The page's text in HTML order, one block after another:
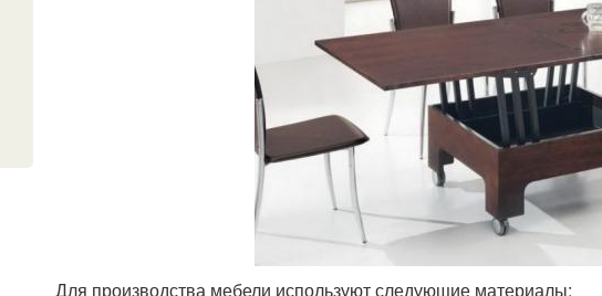
Для производства мебели используют следующие материалы: